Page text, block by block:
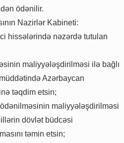
ödənilir.
Nazirlər Kabineti:
hissələrində nəzərdə tutulan
maliyyələşdirilməsi ilə bağlı
Azərbaycan
təqdim etsin;
maliyyələşdirilməsi
dövlət büdcəsi
təmin etsin;